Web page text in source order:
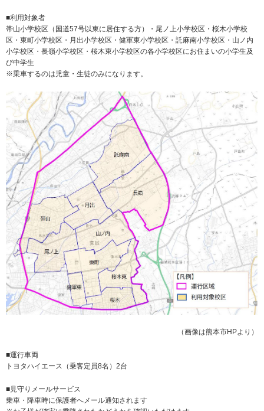
■利用対象者
帯山小学校区（国道57号以東に居住する方）・尾ノ上小学校区・桜木小学校
区・東町小学校区・月出小学校区・健軍東小学校区・託麻南小学校区・山ノ内
小学校区・長嶺小学校区・桜木東小学校区の各小学校区にお住まいの小学生及
び中学生
※乗車するのは児童・生徒のみになります。
（画像は熊本市HPより）
■運行車両
トヨタハイエース（乗客定員8名）2台
■見守りメールサービス
乗車・降車時に保護者へメール通知されます